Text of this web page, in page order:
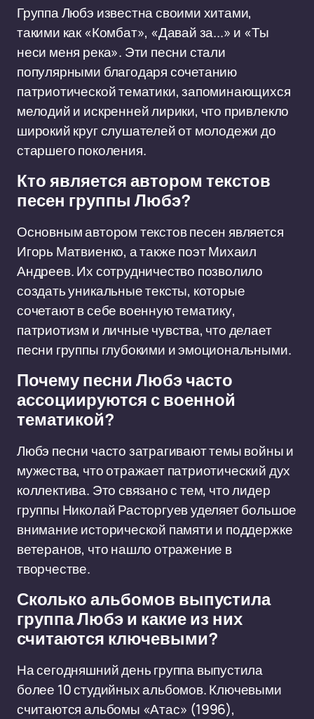
Группа Любэ известна своими хитами,
такими как «Комбат», «Давай за...» и «Ты
неси меня река». Эти песни стали
популярными благодаря сочетанию
патриотической тематики, запоминающихся
мелодий и искренней лирики, что привлекло
широкий круг слушателей от молодежи до
старшего поколения.
Кто является автором текстов
песен группы Любэ?
Основным автором текстов песен является
Игорь Матвиенко, а также поэт Михаил
Андреев. Их сотрудничество позволило
создать уникальные тексты, которые
сочетают в себе военную тематику,
патриотизм и личные чувства, что делает
песни группы глубокими и эмоциональными.
Почему песни Любэ часто
ассоциируются с военной
тематикой?
Любэ песни часто затрагивают темы войны и
мужества, что отражает патриотический дух
коллектива. Это связано с тем, что лидер
группы Николай Расторгуев уделяет большое
внимание исторической памяти и поддержке
ветеранов, что нашло отражение в
творчестве.
Сколько альбомов выпустила
группа Любэ и какие из них
считаются ключевыми?
На сегодняшний день группа выпустила
более 10 студийных альбомов. Ключевыми
считаются альбомы «Атас» (1996),